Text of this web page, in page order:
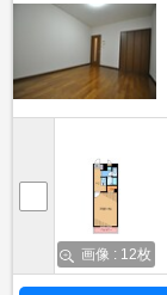
画像 : 12枚